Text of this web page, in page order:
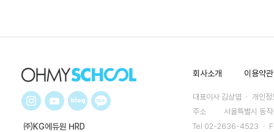
㈜KG에듀원 HRD
회사소개 이용약관
대표이사 김상엽 ㆍ 개인
주소
서울특별시 동
Tel 02-2636-4523 ㆍ